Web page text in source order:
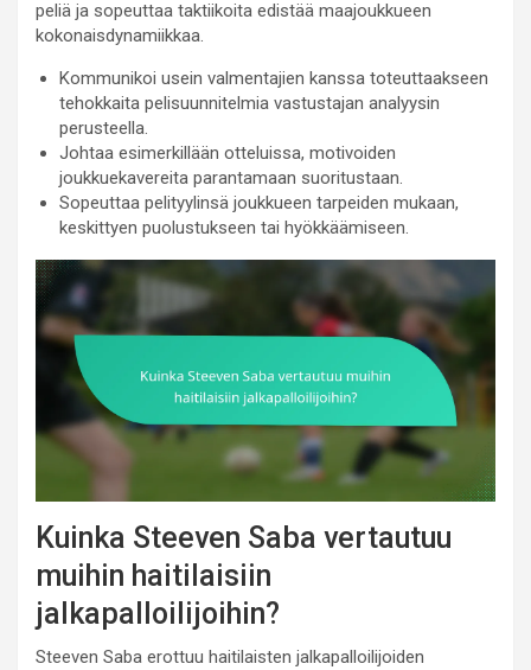
peliä ja sopeuttaa taktiikoita edistää maajoukkueen
kokonaisdynamiikkaa.
Kommunikoi usein valmentajien kanssa toteuttaakseen
tehokkaita pelisuunnitelmia vastustajan analyysin
perusteella.
Johtaa esimerkillään otteluissa, motivoiden
joukkuekavereita parantamaan suoritustaan.
Sopeuttaa pelityylinsä joukkueen tarpeiden mukaan,
keskittyen puolustukseen tai hyökkäämiseen.
Kuinka Steeven Saba vertautuu
muihin haitilaisiin
jalkapalloilijoihin?
Steeven Saba erottuu haitilaisten jalkapalloilijoiden